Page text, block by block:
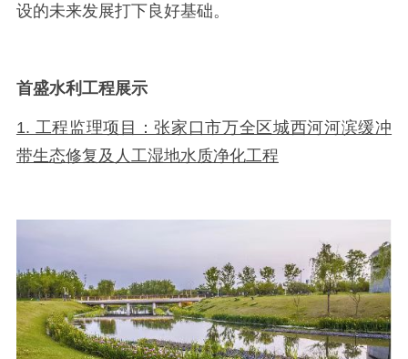
设的未来发展打下良好基础。
首盛水利工程展示
1. 工程监理项目：张家口市万全区城西河河滨缓冲
带生态修复及人工湿地水质净化工程